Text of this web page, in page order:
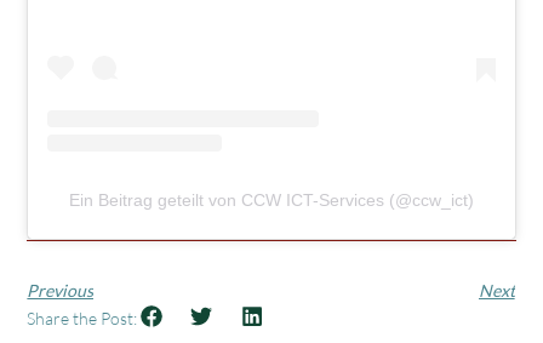
Ein Beitrag geteilt von CCW ICT-Services (@ccw_ict)
Previous
Next
Share the Post: